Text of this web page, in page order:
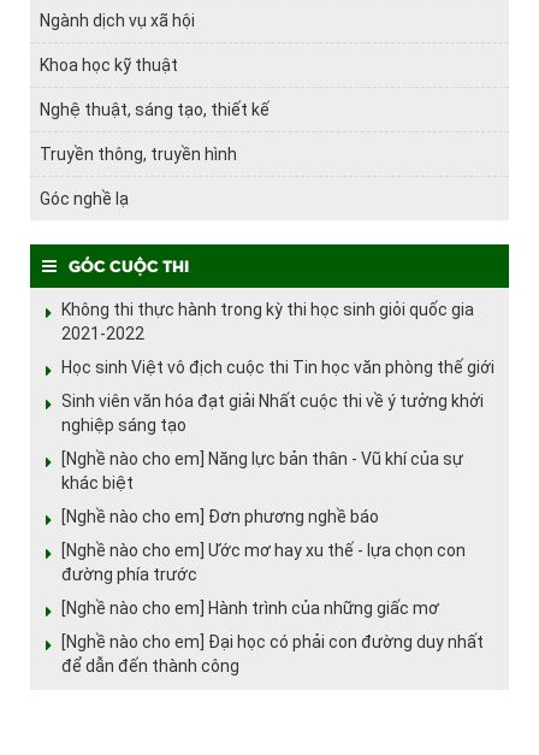
Ngành dịch vụ xã hội
Khoa học kỹ thuật
Nghệ thuật, sáng tạo, thiết kế
Truyền thông, truyền hình
Góc nghề lạ
Góc cuộc thi
Không thi thực hành trong kỳ thi học sinh giỏi quốc gia
2021-2022
Học sinh Việt vô địch cuộc thi Tin học văn phòng thế giới
Sinh viên văn hóa đạt giải Nhất cuộc thi về ý tưởng khởi
nghiệp sáng tạo
[Nghề nào cho em] Năng lực bản thân - Vũ khí của sự
khác biệt
[Nghề nào cho em] Đơn phương nghề báo
[Nghề nào cho em] Ước mơ hay xu thế - lựa chọn con
đường phía trước
[Nghề nào cho em] Hành trình của những giấc mơ
[Nghề nào cho em] Đại học có phải con đường duy nhất
để dẫn đến thành công